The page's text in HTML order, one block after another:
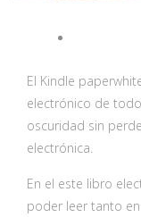
El Kindle
electrónico de
oscuridad sin
electrónica.
En el este libro
poder leer tanto